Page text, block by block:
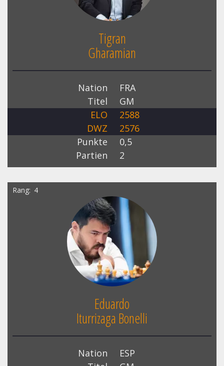
Tigran
Gharamian
Nation
FRA
Titel
GM
ELO
2588
DWZ
2576
Punkte
0,5
Partien
2
Rang 4
Eduardo
Iturrizaga Bonelli
Nation
ESP